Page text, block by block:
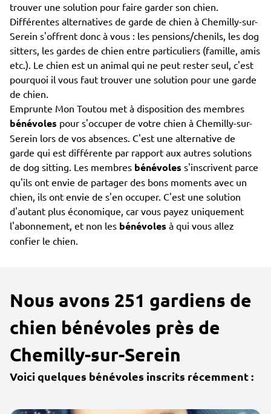
trouver une solution pour faire garder son chien.
Différentes alternatives de garde de chien à Chemilly-sur-
Serein s'offrent donc à vous : les pensions/chenils, les dog
sitters, les gardes de chien entre particuliers (famille, amis
etc.). Le chien est un animal qui ne peut rester seul, c'est
pourquoi il vous faut trouver une solution pour une garde
de chien.
Emprunte Mon Toutou met à disposition des membres
bénévoles pour s'occuper de votre chien à Chemilly-sur-
Serein lors de vos absences. C'est une alternative de
garde qui est différente par rapport aux autres solutions
de dog sitting. Les membres bénévoles s'inscrivent parce
qu'ils ont envie de partager des bons moments avec un
chien, ils ont envie de s'en occuper. C'est une solution
d'autant plus économique, car vous payez uniquement
l'abonnement, et non les bénévoles à qui vous allez
confier le chien.
Nous avons 251 gardiens de
chien bénévoles près de
Chemilly-sur-Serein
Voici quelques bénévoles inscrits récemment :